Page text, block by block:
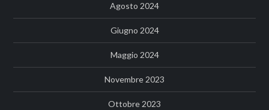
Agosto 2024
Giugno 2024
Maggio 2024
Novembre 2023
Ottobre 2023